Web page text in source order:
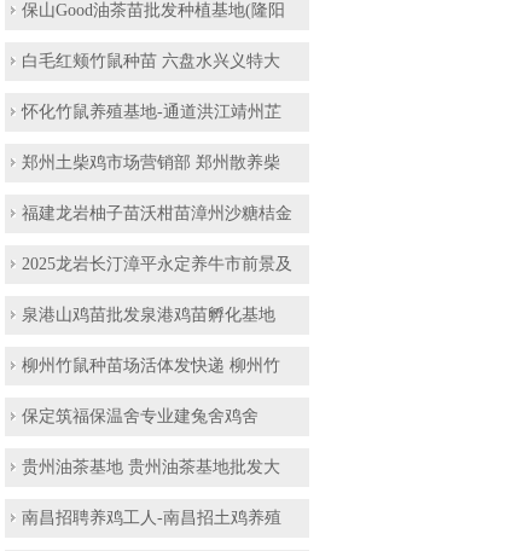
保山Good油茶苗批发种植基地(隆阳
白毛红颊竹鼠种苗 六盘水兴义特大
怀化竹鼠养殖基地-通道洪江靖州芷
郑州土柴鸡市场营销部 郑州散养柴
福建龙岩柚子苗沃柑苗漳州沙糖桔金
2025龙岩长汀漳平永定养牛市前景及
泉港山鸡苗批发泉港鸡苗孵化基地
柳州竹鼠种苗场活体发快递 柳州竹
保定筑福保温舍专业建兔舍鸡舍
贵州油茶基地 贵州油茶基地批发大
南昌招聘养鸡工人-南昌招土鸡养殖